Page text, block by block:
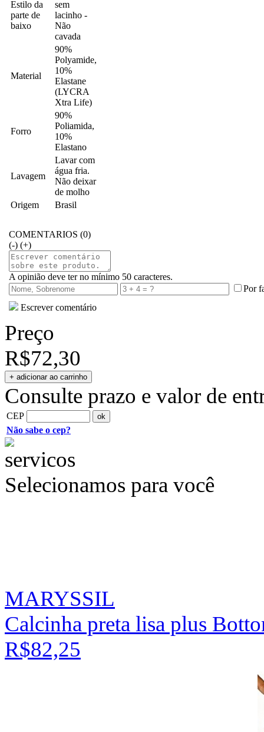
Estilo da
parte de
baixo
sem
lacinho -
Não
cavada
Material
90%
Polyamide,
10%
Elastane
(LYCRA
Xtra Life)
Forro
90%
Poliamida,
10%
Elastano
Lavagem
Lavar com
água fria.
Não deixar
de molho
Origem
Brasil
COMENTARIOS (0)
(-) (+)
A opinião deve ter no mínimo 50 caracteres.
Por
Escrever comentário
Preço
R$72,30
Consulte prazo e valor de
CEP
Não sabe o cep?
Selecionamos para você
MARYSSIL
Calcinha preta lisa plus
R$82,25